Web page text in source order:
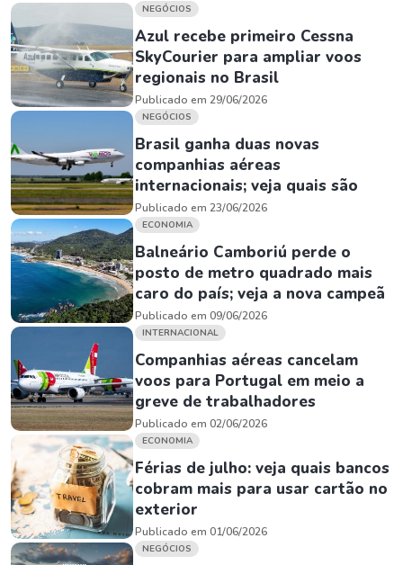
NEGÓCIOS
Azul recebe primeiro Cessna
SkyCourier para ampliar voos
regionais no Brasil
Publicado em 29/06/2026
NEGÓCIOS
Brasil ganha duas novas
companhias aéreas
internacionais; veja quais são
Publicado em 23/06/2026
ECONOMIA
Balneário Camboriú perde o
posto de metro quadrado mais
caro do país; veja a nova campeã
Publicado em 09/06/2026
INTERNACIONAL
Companhias aéreas cancelam
voos para Portugal em meio a
greve de trabalhadores
Publicado em 02/06/2026
ECONOMIA
Férias de julho: veja quais bancos
cobram mais para usar cartão no
exterior
Publicado em 01/06/2026
NEGÓCIOS